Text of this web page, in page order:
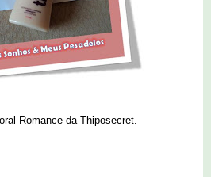
Romance da Thiposecret.